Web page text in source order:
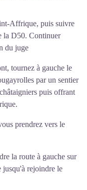
Affrique, puis suivre
la D50. Continuer
du juge
tournez à gauche le
par un sentier
puis offrant
prendrez vers le
la route à gauche sur
jusqu'à rejoindre le